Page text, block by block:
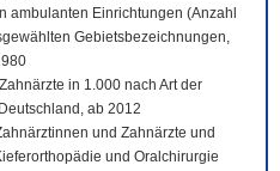
ambulanten Einrichtungen (Anzahl
Gebietsbezeichnungen,
in 1.000 nach Art der
ab 2012
und Zahnärzte und
und Oralchirurgie